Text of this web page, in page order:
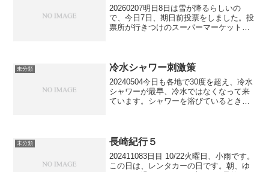
20260207明日8日は雪が降るらしいの
で、今日7日、期日前投票をしました。投
票所が行きつけのスーパーマーケットの
ルマを停め、歩い...
未分類 冷水シャワー刺激策
20240504今日も各地で30度を超え、冷水
シャワーが最早、冷水ではなくなって来
ています。シャワーを浴びているとき
決策になるかも知...
未分類 長崎紀行５
202411083日目 10/22火曜日、小雨です。
この日は、レンタカーの日です。朝、ゆ